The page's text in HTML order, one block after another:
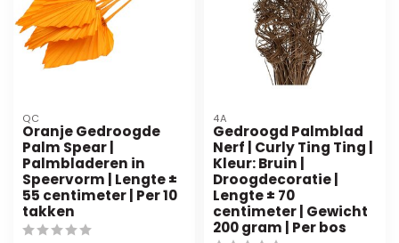
QC
Oranje Gedroogde
Palm Spear |
Palmbladeren in
Speervorm | Lengte ±
55 centimeter | Per 10
takken
4A
Gedroogd Palmblad
Nerf | Curly Ting Ting |
Kleur: Bruin |
Droogdecoratie |
Lengte ± 70
centimeter | Gewicht
200 gram | Per bos